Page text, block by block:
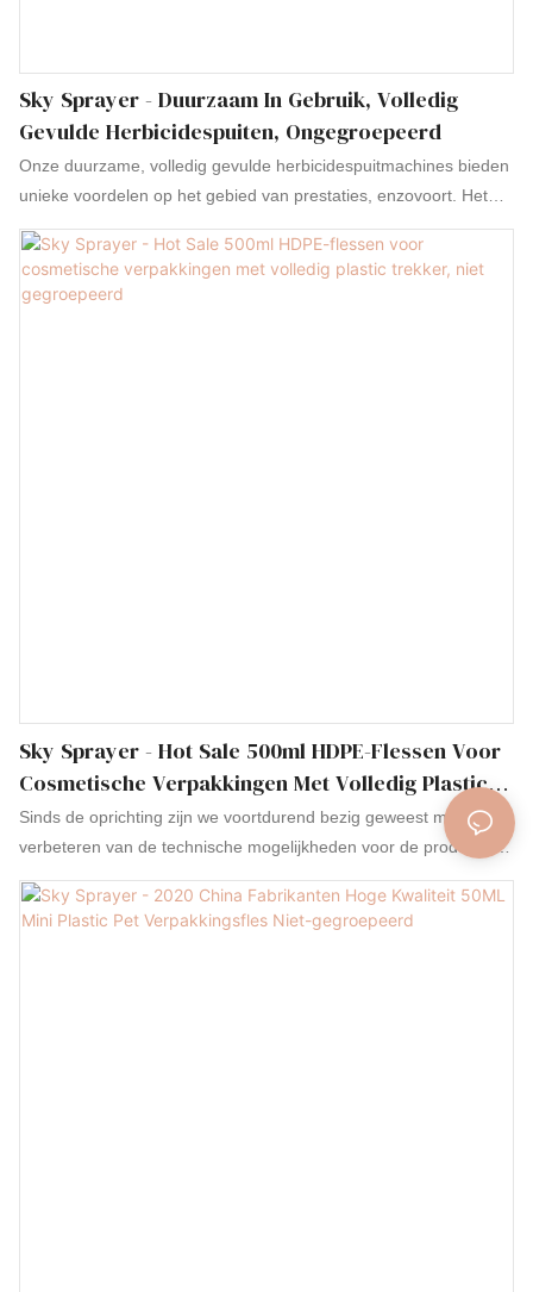
Sky Sprayer - Duurzaam In Gebruik, Volledig
Gevulde Herbicidespuiten, Ongegroepeerd
Onze duurzame, volledig gevulde herbicidespuitmachines bieden
unieke voordelen op het gebied van prestaties, enzovoort. Het
wordt gemaakt van grondstoffen die de certificering van het
kwaliteitsmanagementsysteem hebben doorstaan. Bovendien
worden trekkers, pompen, verstuivers en sommige cosmetische
Sky Sprayer - Hot Sale 500ml HDPE-Flessen Voor
Cosmetische Verpakkingen Met Volledig Plastic
Trekker, Niet Gegroepeerd
Sinds de oprichting zijn we voortdurend bezig geweest met het
verbeteren van de technische mogelijkheden voor de productie
van de Hot Sale 500ml HDPE-flessen voor cosmetische
verpakkingen met een volledig plastic trekker. Het product is
geschikt voor verschillende toepassingen in plastic flessen